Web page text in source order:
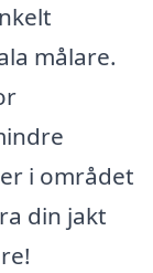
målare.
i området
din jakt